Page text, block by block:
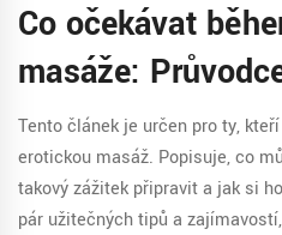
Co očekávat
masáže:
Tento článek je určen pro ty,
erotickou masáž. Popisuje, co
takový zážitek připravit a jak si
pár užitečných tipů a